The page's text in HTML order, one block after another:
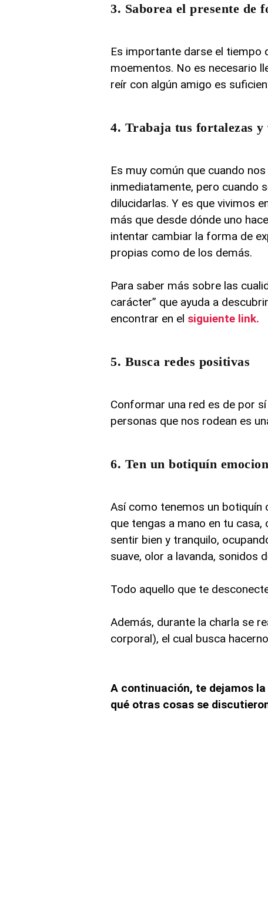
3. Saborea el presente de
Es importante darse el tiempo
moementos. No es necesario
reír con algún amigo es
4. Trabaja tus fortalezas y
Es muy común que cuando
inmediatamente, pero cuando
dilucidarlas. Y es que vivimos
más que desde dónde uno
intentar cambiar la forma de
propias como de los demás.
Para saber más sobre las
carácter” que ayuda a
encontrar en el siguiente link.
5. Busca redes positivas
Conformar una red es de por
personas que nos rodean es
6. Ten un botiquín
Así como tenemos un botiquín
que tengas a mano en tu
sentir bien y tranquilo,
suave, olor a lavanda, sonidos
Todo aquello que te
Además, durante la charla se
corporal), el cual busca
A continuación, te dejamos
qué otras cosas se